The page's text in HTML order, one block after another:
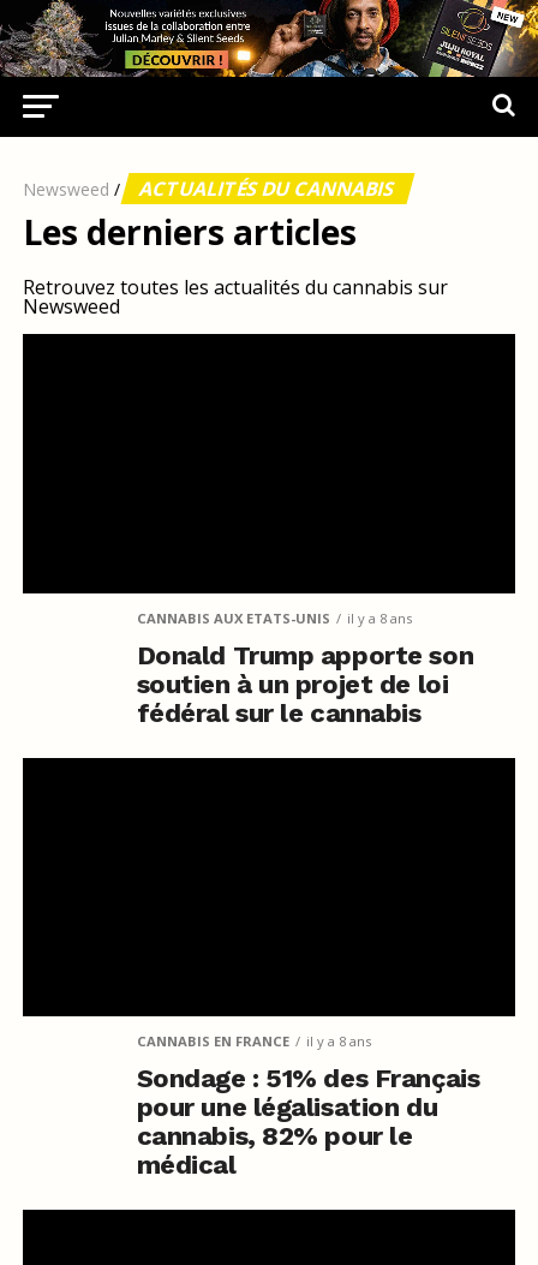
Newsweed / ACTUALITÉS DU CANNABIS
Les derniers articles
Retrouvez toutes les actualités du cannabis sur
Newsweed
CANNABIS AUX ETATS-UNIS il y a 8 ans
Donald Trump apporte son
soutien à un projet de loi
fédéral sur le cannabis
CANNABIS EN FRANCE il y a 8 ans
Sondage : 51% des Français
pour une légalisation du
cannabis, 82% pour le
médical